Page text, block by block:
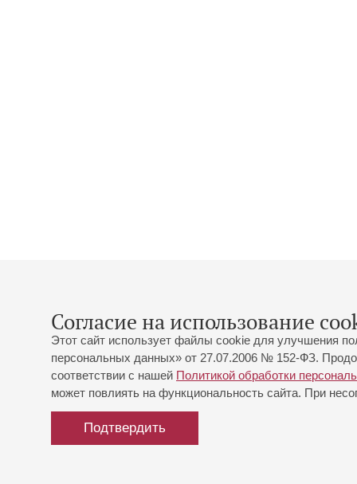
Согласие на использование
Этот сайт использует файлы cookie для улучшения
персональных данных» от 27.07.2006 № 152-ФЗ.
соответствии с нашей Политикой обработки
может повлиять на функциональность сайта. При
Подтвердить